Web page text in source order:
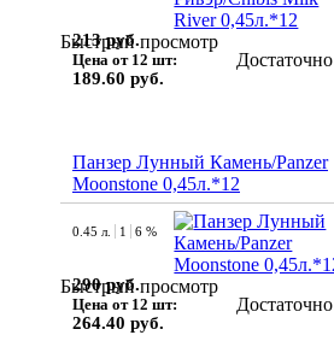
Быстрый просмотр
213 руб.
Цена от 12 шт:
189.60 руб.
Достаточно
Панзер Лунный Камень/Panzer
Moonstone 0,45л.*12
Быстрый просмотр
0.45 л. 1 6 %
290 руб.
Цена от 12 шт:
264.40 руб.
Достаточно